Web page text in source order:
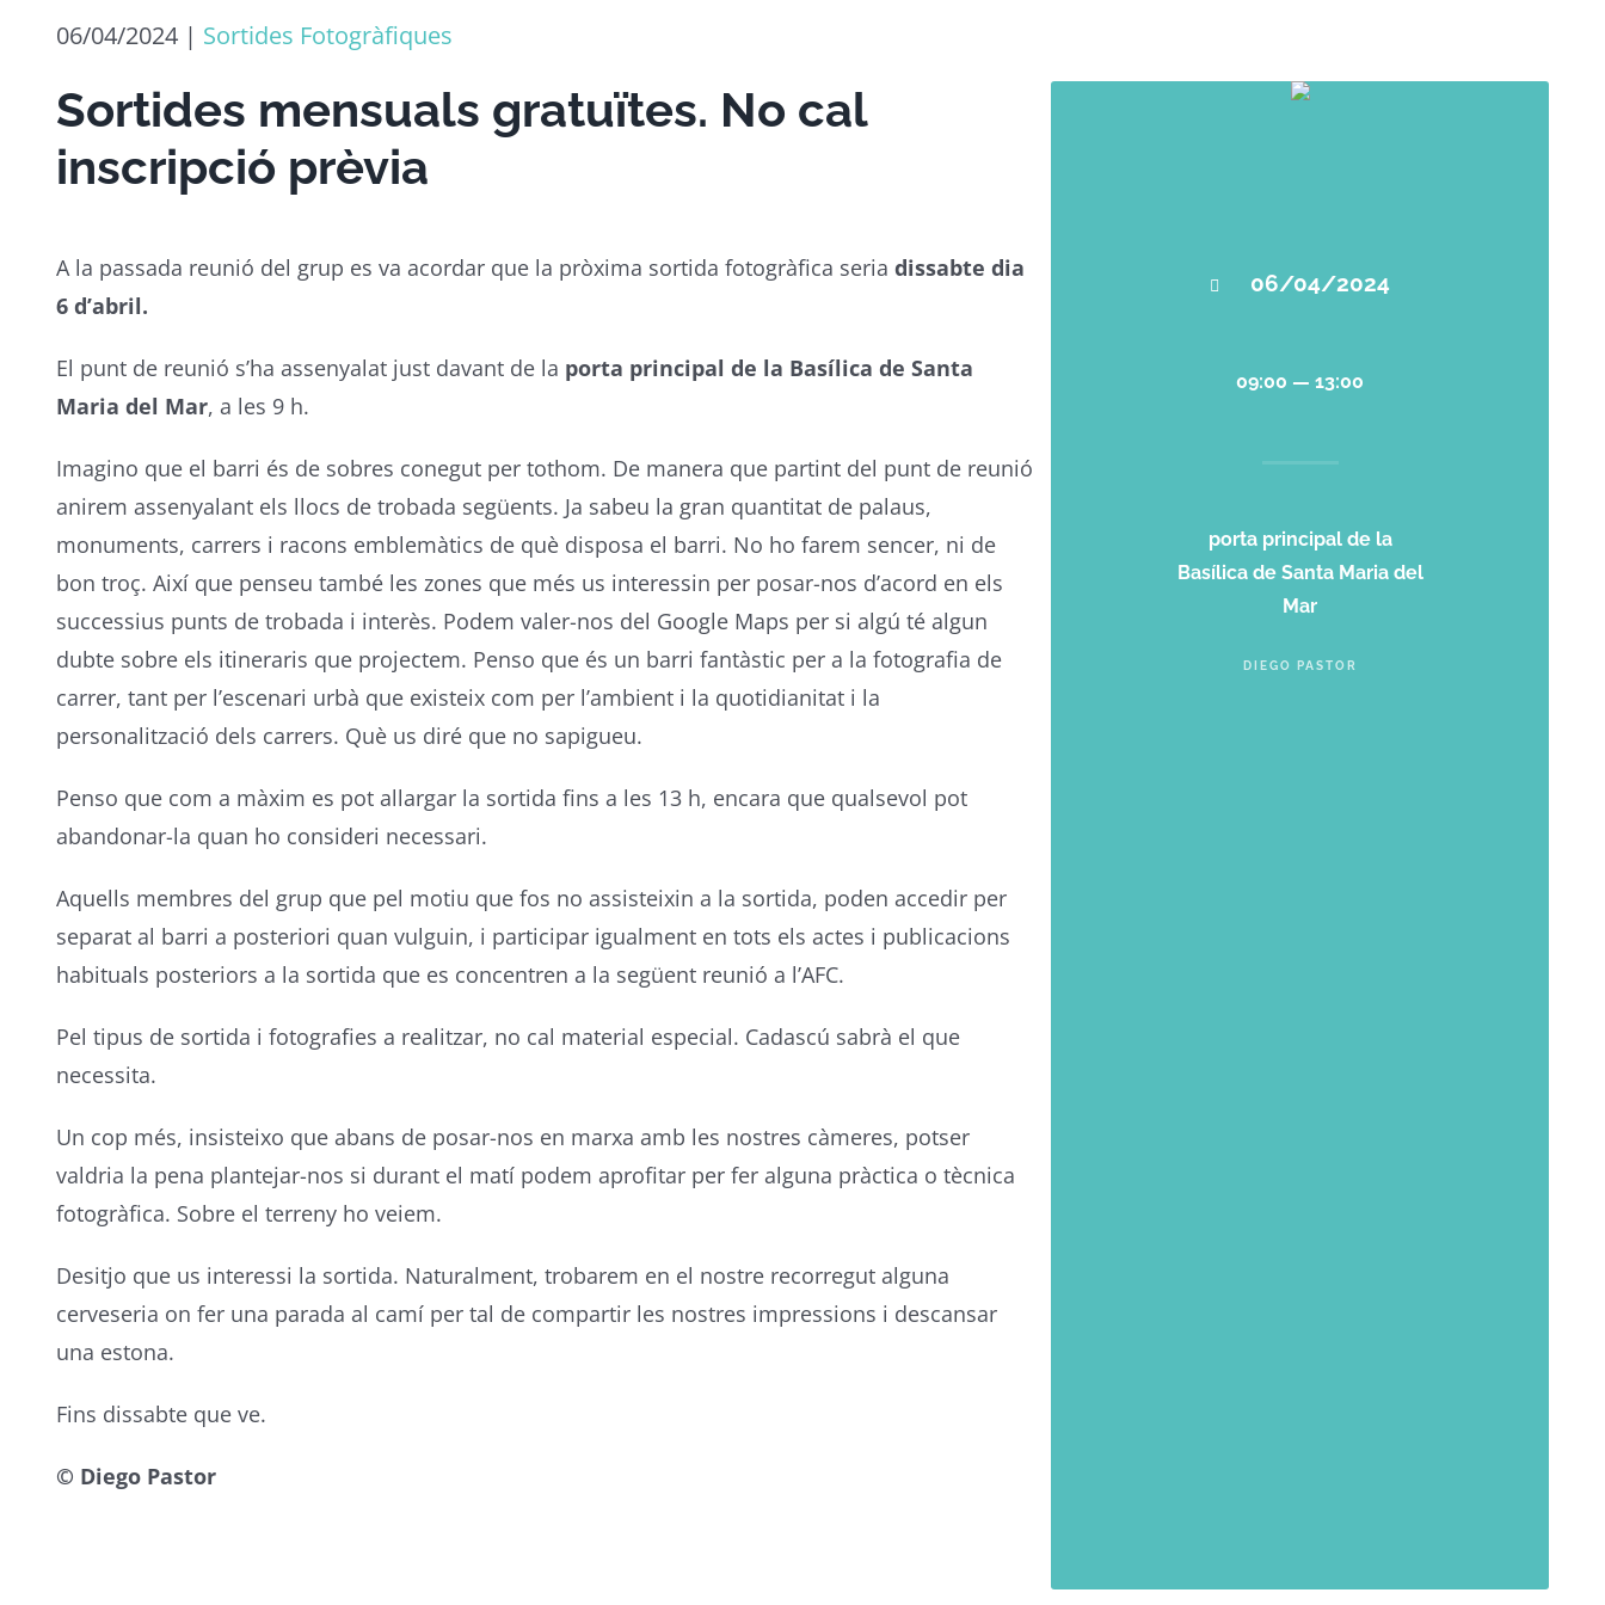
06/04/2024 | Sortides Fotogràfiques
Sortides mensuals gratuïtes. No cal
inscripció prèvia
A la passada reunió del grup es va acordar que la pròxima sortida fotogràfica seria dissabte dia
6 d’abril.
El punt de reunió s’ha assenyalat just davant de la porta principal de la Basílica de Santa
Maria del Mar, a les 9 h.
Imagino que el barri és de sobres conegut per tothom. De manera que partint del punt de reunió
anirem assenyalant els llocs de trobada següents. Ja sabeu la gran quantitat de palaus,
monuments, carrers i racons emblemàtics de què disposa el barri. No ho farem sencer, ni de
bon troç. Així que penseu també les zones que més us interessin per posar-nos d’acord en els
successius punts de trobada i interès. Podem valer-nos del Google Maps per si algú té algun
dubte sobre els itineraris que projectem. Penso que és un barri fantàstic per a la fotografia de
carrer, tant per l’escenari urbà que existeix com per l’ambient i la quotidianitat i la
personalització dels carrers. Què us diré que no sapigueu.
Penso que com a màxim es pot allargar la sortida fins a les 13 h, encara que qualsevol pot
abandonar-la quan ho consideri necessari.
Aquells membres del grup que pel motiu que fos no assisteixin a la sortida, poden accedir per
separat al barri a posteriori quan vulguin, i participar igualment en tots els actes i publicacions
habituals posteriors a la sortida que es concentren a la següent reunió a l’AFC.
Pel tipus de sortida i fotografies a realitzar, no cal material especial. Cadascú sabrà el que
necessita.
Un cop més, insisteixo que abans de posar-nos en marxa amb les nostres càmeres, potser
valdria la pena plantejar-nos si durant el matí podem aprofitar per fer alguna pràctica o tècnica
fotogràfica. Sobre el terreny ho veiem.
Desitjo que us interessi la sortida. Naturalment, trobarem en el nostre recorregut alguna
cerveseria on fer una parada al camí per tal de compartir les nostres impressions i descansar
una estona.
Fins dissabte que ve.
© Diego Pastor
06/04/2024
09:00 — 13:00
porta principal de la
Basílica de Santa Maria del
Mar
DIEGO PASTOR